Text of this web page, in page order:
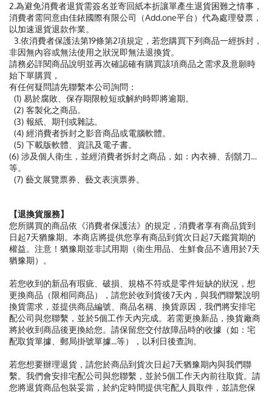
2.為避免消費者退貨需簽名並寄回紙本折讓單產生退貨困難之情事，
消費者需同意由佳銥國際有限公司（Add.one平台）代為處理發票，
以加速退貨退款作業。
3.依消費者保護法第19條第2項規定，若您購買下列商品一經拆封，
非因無內容或無法使用之狀況即無法退換貨。
請務必詳閱商品說明並再次確認確有購買該項商品之需求及意願時
始下單購買，
有任何疑問請先聯繫本公司詢問：
(1) 易於腐敗、保存期限較短或解約時即將逾期。
(2) 客製化之商品。
(3) 報紙、期刊或雜誌。
(4) 經消費者拆封之影音商品或電腦軟體。
(5) 下載版軟體、資訊及電子書。
(6) 涉及個人衛生，並經消費者拆封之商品，如：內衣褲、刮鬍刀…
等。
(7) 藝文展覽票券、藝文表演票券。
【退換貨服務】
您所購買的商品依《消費者保護法》的規定，消費者享有商品貨到
日起7天猶豫期。本商店將提供您享有商品到貨次日起7天鑑賞期的
權益。注意！猶豫期並非試用期（衛生用品、生鮮食品不適用於7天
猶豫期）。
若您收到的新品有瑕疵、破損、規格不符或是零件短缺的狀況，想
更換商品（限相同商品），請您於收到貨後7天內，與我們聯繫說明
換貨需求，並提供商品編號、商品名稱、換貨原因，我們將安排宅
配公司與您聯繫，並於5個工作天內完成。若需更換新品，換貨廠商
將於收到商品後更換給您。請保留您交付故障品時的收據（如：宅
配取貨單據、郵局掛號單據...等），以利日後查詢。
若您想要辦理退貨，請您於商品到貨次日起7天猶豫期內與我們聯
繫。我們會安排宅配公司與您聯繫，並於5個工作天內前往取貨。請
您將退貨商品包裝妥當，於約定時間提供宅配人員取件，並請您保